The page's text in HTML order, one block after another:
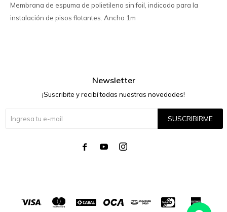
Membrana de espuma de polietileno sin foil, indicado para la
instalación de pisos flotantes. Ancho 1m
Newsletter
¡Suscribite y recibí todas nuestras novedades!
SUSCRIBIRME
  